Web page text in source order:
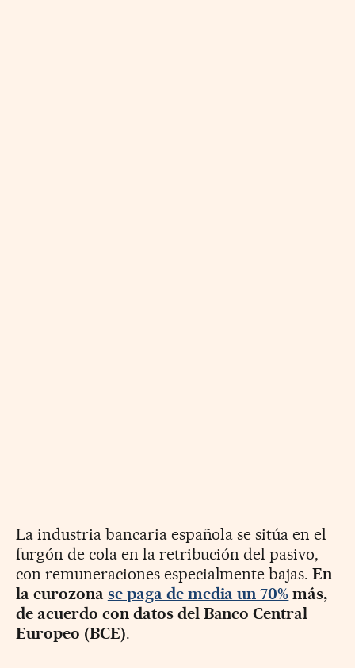
La industria bancaria española se sitúa en el
furgón de cola en la retribución del pasivo,
con remuneraciones especialmente bajas.En
la eurozona se paga de media un 70% más,
de acuerdo con datos del Banco Central
Europeo (BCE).